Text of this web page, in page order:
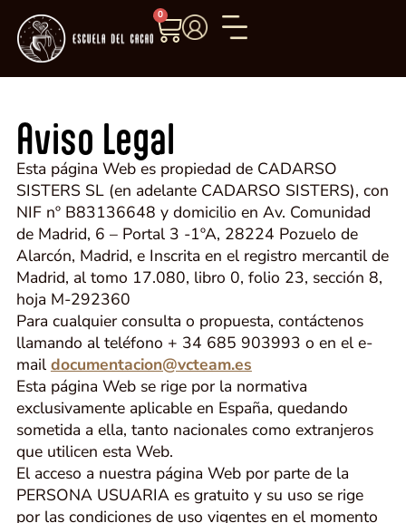
0
Aviso Legal
Esta página Web es propiedad de CADARSO
SISTERS SL (en adelante CADARSO SISTERS), con
NIF nº B83136648 y domicilio en Av. Comunidad
de Madrid, 6 – Portal 3 -1ºA, 28224 Pozuelo de
Alarcón, Madrid, e Inscrita en el registro mercantil de
Madrid, al tomo 17.080, libro 0, folio 23, sección 8,
hoja M-292360
Para cualquier consulta o propuesta, contáctenos
llamando al teléfono + 34 685 903993 o en el e-
mail documentacion@vcteam.es
Esta página Web se rige por la normativa
exclusivamente aplicable en España, quedando
sometida a ella, tanto nacionales como extranjeros
que utilicen esta Web.
El acceso a nuestra página Web por parte de la
PERSONA USUARIA es gratuito y su uso se rige
por las condiciones de uso vigentes en el momento